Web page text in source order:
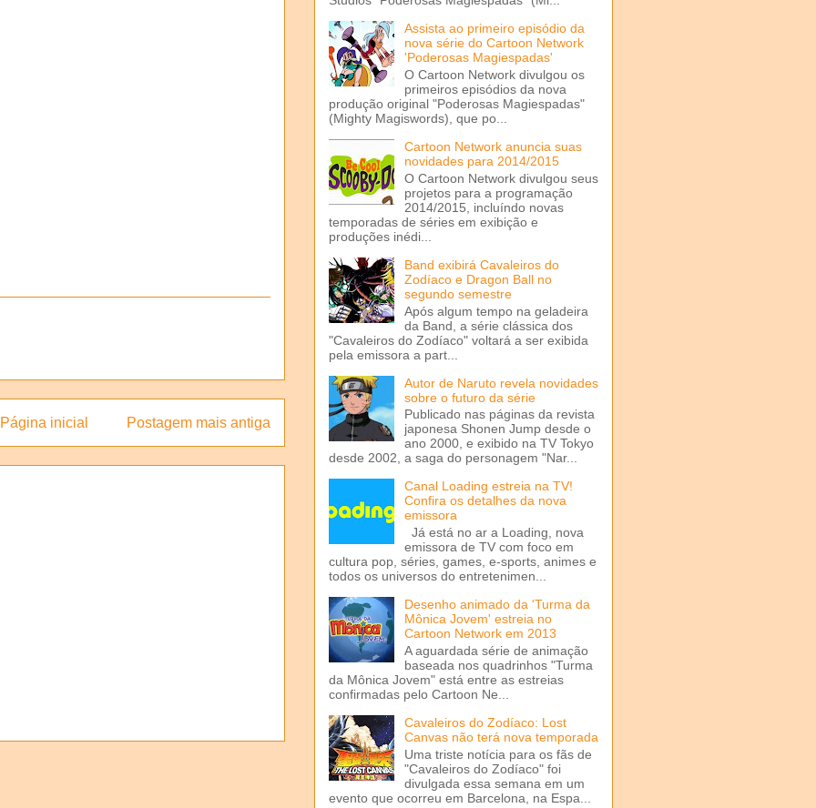
Postagem mais antiga
Página inicial
Assista ao primeiro episódio da
nova série do Cartoon Network
'Poderosas Magiespadas'
O Cartoon Network divulgou os
primeiros episódios da nova
produção original "Poderosas Magiespadas"
(Mighty Magiswords), que po...
Cartoon Network anuncia suas
novidades para 2014/2015
O Cartoon Network divulgou seus
projetos para a programação
2014/2015, incluíndo novas
temporadas de séries em exibição e
produções inédi...
Band exibirá Cavaleiros do
Zodíaco e Dragon Ball no
segundo semestre
Após algum tempo na geladeira
da Band, a série clássica dos
"Cavaleiros do Zodíaco" voltará a ser exibida
pela emissora a part...
Autor de Naruto revela novidades
sobre o futuro da série
Publicado nas páginas da revista
japonesa Shonen Jump desde o
ano 2000, e exibido na TV Tokyo
desde 2002, a saga do personagem "Nar...
Canal Loading estreia na TV!
Confira os detalhes da nova
emissora
Já está no ar a Loading, nova
emissora de TV com foco em
cultura pop, séries, games, e-sports, animes e
todos os universos do entretenimen...
Desenho animado da 'Turma da
Mônica Jovem' estreia no
Cartoon Network em 2013
A aguardada série de animação
baseada nos quadrinhos "Turma
da Mônica Jovem" está entre as estreias
confirmadas pelo Cartoon Ne...
Cavaleiros do Zodíaco: Lost
Canvas não terá nova temporada
Uma triste notícia para os fãs de
"Cavaleiros do Zodíaco" foi
divulgada essa semana em um
evento que ocorreu em Barcelona, na Espa...